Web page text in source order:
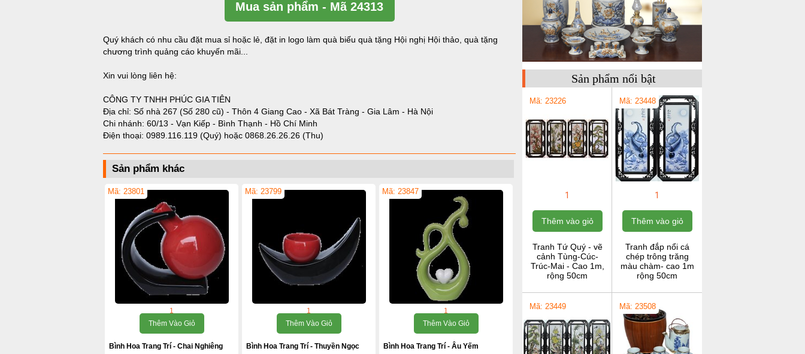
Mua sản phẩm - Mã 24313
Quý khách có nhu cầu đặt mua sỉ hoặc lẻ, đặt in logo làm quà biếu quà tặng Hội nghị Hội thảo, quà tặng
chương trình quảng cáo khuyến mãi...
Xin vui lòng liên hệ:
CÔNG TY TNHH PHÚC GIA TIÊN
Địa chỉ: Số nhà 267 (Số 280 cũ) - Thôn 4 Giang Cao - Xã Bát Tràng - Gia Lâm - Hà Nội
Chi nhánh: 60/13 - Vạn Kiếp - Bình Thạnh - Hồ Chí Minh
Điện thoại: 0989.116.119 (Quý) hoặc 0868.26.26.26 (Thu)
Sản phẩm khác
Mã: 23801
1
Thêm Vào Giỏ
Bình Hoa Trang Trí - Chai Nghiêng
Mã: 23799
1
Thêm Vào Giỏ
Bình Hoa Trang Trí - Thuyền Ngọc
Mã: 23847
1
Thêm Vào Giỏ
Bình Hoa Trang Trí - Âu Yếm
Sản phẩm nổi bật
Mã: 23226
1
Thêm vào giỏ
Tranh Tứ Quý - vẽ
cảnh Tùng-Cúc-
Trúc-Mai - Cao 1m,
rộng 50cm
Mã: 23448
1
Thêm vào giỏ
Tranh đắp nổi cá
chép trông trăng
màu chàm- cao 1m
rộng 50cm
Mã: 23449 Mã: 23508